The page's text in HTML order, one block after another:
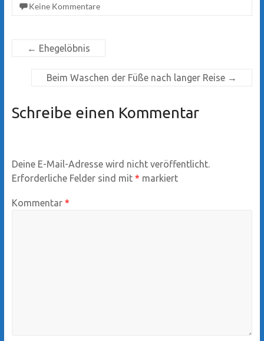
Keine Kommentare
← Ehegelöbnis
Beim Waschen der Füße nach langer Reise →
Schreibe einen Kommentar
Deine E-Mail-Adresse wird nicht veröffentlicht.
Erforderliche Felder sind mit * markiert
Kommentar *